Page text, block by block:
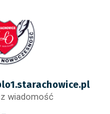
wiadomość